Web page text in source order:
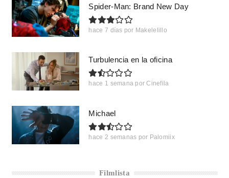
Spider-Man: Brand New Day
hace 7 días por Makelelillo
Turbulencia en la oficina
hace 1 semana por Cinefila
Michael
hace 2 semanas por Palomiix
Filmlista